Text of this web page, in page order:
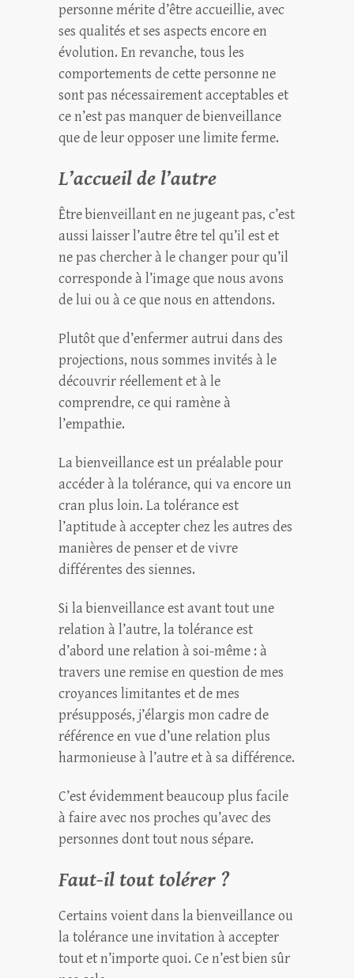
personne mérite d’être accueillie, avec
ses qualités et ses aspects encore en
évolution. En revanche, tous les
comportements de cette personne ne
sont pas nécessairement acceptables et
ce n’est pas manquer de bienveillance
que de leur opposer une limite ferme.
L’accueil de l’autre
Être bienveillant en ne jugeant pas, c’est
aussi laisser l’autre être tel qu’il est et
ne pas chercher à le changer pour qu’il
corresponde à l’image que nous avons
de lui ou à ce que nous en attendons.
Plutôt que d’enfermer autrui dans des
projections, nous sommes invités à le
découvrir réellement et à le
comprendre, ce qui ramène à
l’empathie.
La bienveillance est un préalable pour
accéder à la tolérance, qui va encore un
cran plus loin. La tolérance est
l’aptitude à accepter chez les autres des
manières de penser et de vivre
différentes des siennes.
Si la bienveillance est avant tout une
relation à l’autre, la tolérance est
d’abord une relation à soi-même : à
travers une remise en question de mes
croyances limitantes et de mes
présupposés, j’élargis mon cadre de
référence en vue d’une relation plus
harmonieuse à l’autre et à sa différence.
C’est évidemment beaucoup plus facile
à faire avec nos proches qu’avec des
personnes dont tout nous sépare.
Faut-il tout tolérer ?
Certains voient dans la bienveillance ou
la tolérance une invitation à accepter
tout et n’importe quoi. Ce n’est bien sûr